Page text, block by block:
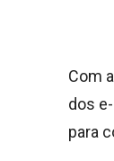
Com
dos
para